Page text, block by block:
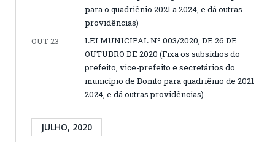
para o quadriênio 2021 a 2024, e dá outras
providências)
OUT 23
LEI MUNICIPAL Nº 003/2020, DE 26 DE
OUTUBRO DE 2020 (Fixa os subsídios do
prefeito, vice-prefeito e secretários do
município de Bonito para quadriênio de 2021
2024, e dá outras providências)
JULHO, 2020